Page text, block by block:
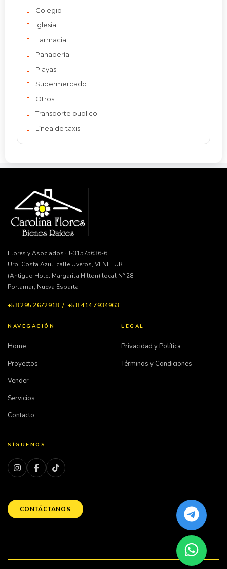
Colegio
Iglesia
Farmacia
Panadería
Playas
Supermercado
Otros
Transporte publico
Línea de taxis
Flores y Asociados · J-31575636-6
Urb. Costa Azul, calle Uveros, VENETUR
(Antiguo Hotel Margarita Hilton) local N° 28
Porlamar, Nueva Esparta
+58.295.2672918 / +58.414.7934963
NAVEGACIÓN
Home
Proyectos
Vender
Servicios
Contacto
LEGAL
Privacidad y Política
Términos y Condiciones
SÍGUENOS
CONTÁCTANOS